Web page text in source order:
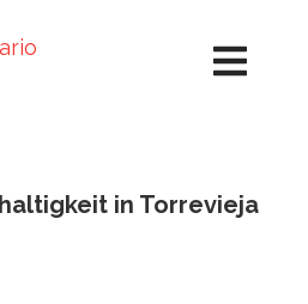
in Torrevieja